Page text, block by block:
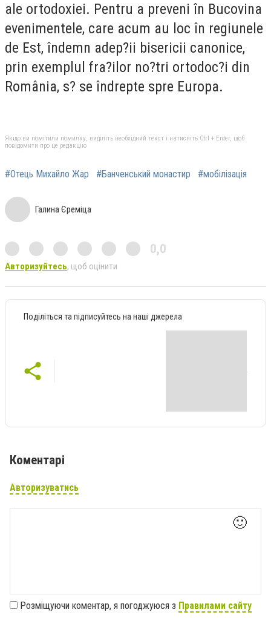
ale ortodoxiei. Pentru a preveni în Bucovina
evenimentele, care acum au loc în regiunele
de Est, îndemn adep?ii bisericii canonice,
prin exemplul fra?ilor no?tri ortodoc?i din
România, s? se îndrepte spre Europa.
Якщо ви помітили помилку, виділіть необхідний текст і натисніть Ctrl + Enter, щоб
повідомити про це редакцію
#Отець Михайло Жар #Банченський монастир #мобілізація
Галина Єреміца
0,0
Авторизуйтесь, щоб оцінити
Поділіться та підписуйтесь на наші джерела
Коментарі
Авторизуватись
🙂
Розміщуючи коментар, я погоджуюся з Правилами сайту